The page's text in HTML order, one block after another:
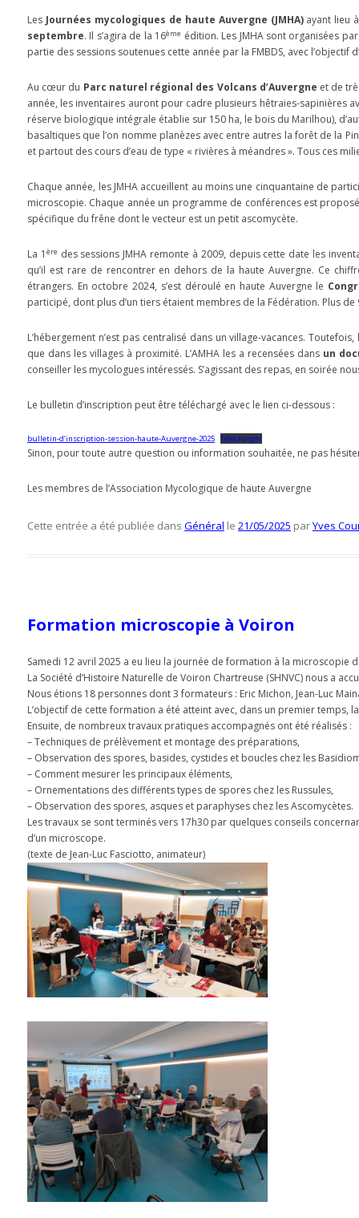
Les Journées mycologiques de haute Auvergne (JMHA) ayant lieu
septembre. Il s’agira de la 16ème édition. Les JMHA sont organisées
partie des sessions soutenues cette année par la FMBDS, avec
Au cœur du Parc naturel régional des Volcans d’Auvergne et de
année, les inventaires auront pour cadre plusieurs hêtraies-sapinières
réserve biologique intégrale établie sur 150 ha, le bois du Marilhou),
basaltiques que l’on nomme planèzes avec entre autres la forêt de la
et partout des cours d’eau de type « rivières à méandres ». Tous ces
Chaque année, les JMHA accueillent au moins une cinquantaine de
microscopie. Chaque année un programme de conférences est
spécifique du frêne dont le vecteur est un petit ascomycète.
La 1 ère des sessions JMHA remonte à 2009, depuis cette date les
qu’il est rare de rencontrer en dehors de la haute Auvergne. Ce
étrangers. En octobre 2024, s’est déroulé en haute Auvergne le
participé, dont plus d’un tiers étaient membres de la Fédération. Plus
L’hébergement n’est pas centralisé dans un village-vacances.
que dans les villages à proximité. L’AMHA les a recensées dans un
conseiller les mycologues intéressés. S’agissant des repas, en soirée
Le bulletin d’inscription peut être téléchargé avec le lien ci-dessous :
bulletin-d’inscription-session-haute-Auvergne-2025 Télécharger
Sinon, pour toute autre question ou information souhaitée, ne pas
Les membres de l’Association Mycologique de haute Auvergne
Cette entrée a été publiée dans Général le 21/05/2025 parYves
Formation microscopie à Voiron
Samedi 12 avril 2025 a eu lieu la journée de formation à la microscopie
La Société d’Histoire Naturelle de Voiron Chartreuse (SHNVC) nous a
Nous étions 18 personnes dont 3 formateurs : Eric Michon, Jean-Luc
L’objectif de cette formation a été atteint avec, dans un premier temps,
Ensuite, de nombreux travaux pratiques accompagnés ont été réalisés :
– Techniques de prélèvement et montage des préparations,
– Observation des spores, basides, cystides et boucles chez les
– Comment mesurer les principaux éléments,
– Ornementations des différents types de spores chez les Russules,
– Observation des spores, asques et paraphyses chez les Ascomycètes.
Les travaux se sont terminés vers 17h30 par quelques conseils
d’un microscope.
(texte de Jean-Luc Fasciotto, animateur)